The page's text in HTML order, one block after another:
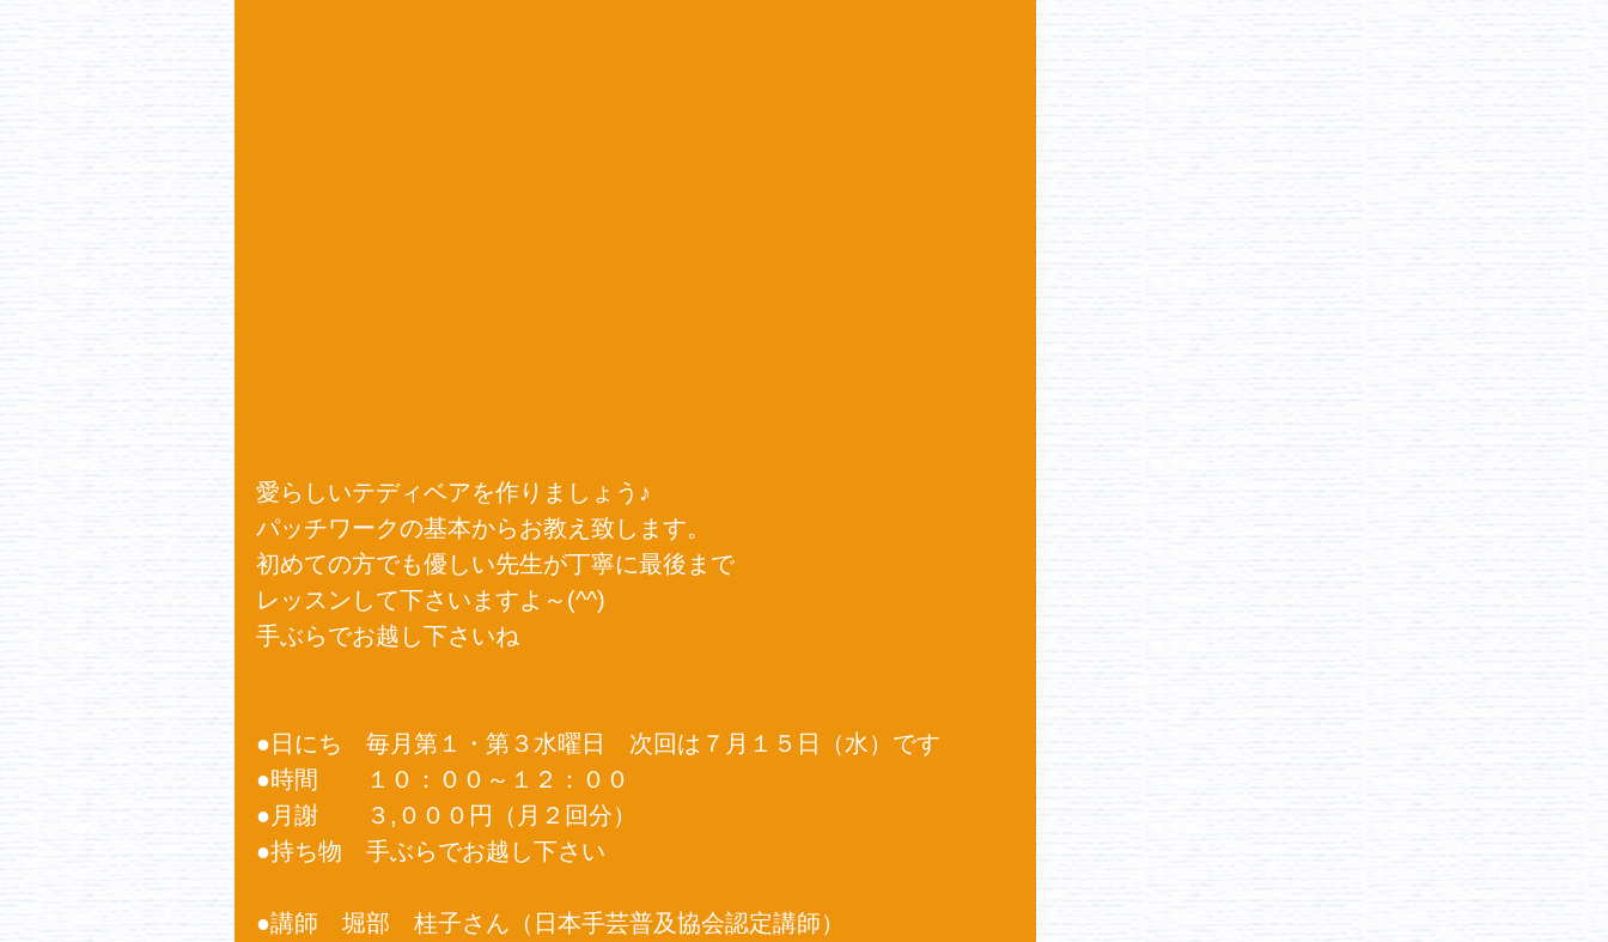
愛らしいテディベアを作りましょう♪
パッチワークの基本からお教え致します。
初めての方でも優しい先生が丁寧に最後まで
レッスンして下さいますよ～(^^)
手ぶらでお越し下さいね
●日にち　毎月第１・第３水曜日　次回は７月１５日（水）です
●時間　　１０：００～１２：００
●月謝　　３,０００円（月２回分）
●持ち物　手ぶらでお越し下さい
●講師　堀部　桂子さん（日本手芸普及協会認定講師）